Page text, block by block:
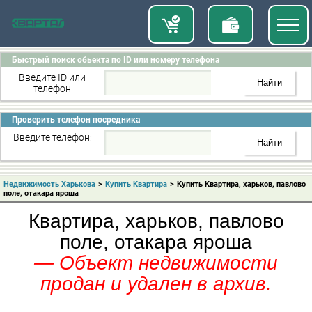
Быстрый поиск обьекта по ID или номеру телефона
Введите ID или
телефон
Проверить телефон посредника
Введите телефон:
Недвижимость Харькова > Купить Квартира > Купить Квартира, харьков, павлово
поле, отакара яроша
Квартира, харьков, павлово
поле, отакара яроша
— Объект недвижимости
продан и удален в архив.